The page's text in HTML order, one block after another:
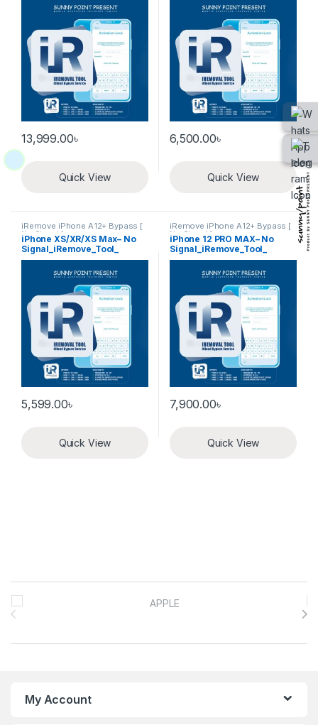
13,999.00৳
Quick View
6,500.00৳
Quick View
iRemove iPhone A12+ Bypass [
No Signal ]
iPhone XS/XR/XS Max– No
Signal_iRemove_Tool_
iCloud Bypass
5,599.00৳
Quick View
iRemove iPhone A12+ Bypass [
No Signal ]
iPhone 12 PRO MAX– No
Signal_iRemove_Tool_
iCloud Bypass
7,900.00৳
Quick View
Brands Carousel
My Account